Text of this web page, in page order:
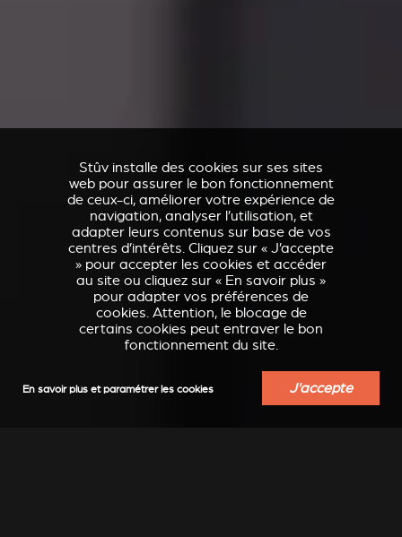
Stûv installe des cookies sur ses sites
web pour assurer le bon fonctionnement
de ceux-ci, améliorer votre expérience de
navigation, analyser l’utilisation, et
adapter leurs contenus sur base de vos
centres d’intérêts. Cliquez sur « J’accepte
» pour accepter les cookies et accéder
au site ou cliquez sur « En savoir plus »
pour adapter vos préférences de
cookies. Attention, le blocage de
certains cookies peut entraver le bon
fonctionnement du site.
En savoir plus et paramétrer les cookies J'accepte